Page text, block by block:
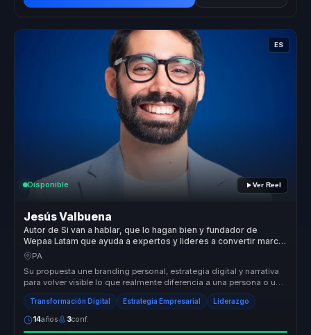
ES
Disponible Ver Reel
Jesús Valbuena
Autor de Si van a hablar, que lo hagan bien y fundador de
Wepaa Latam que ayuda a expertos y lideres a convertir marca
personal en posicionamiento y ventas.
PA
Su propuesta une branding personal, estrategia digital y narrativa
para volver visible lo que realmente diferencia a una persona o una
ma...
Transformación Digital Estrategia Empresarial Liderazgo
14años 3conf.